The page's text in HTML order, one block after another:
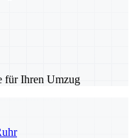
für Ihren Umzug